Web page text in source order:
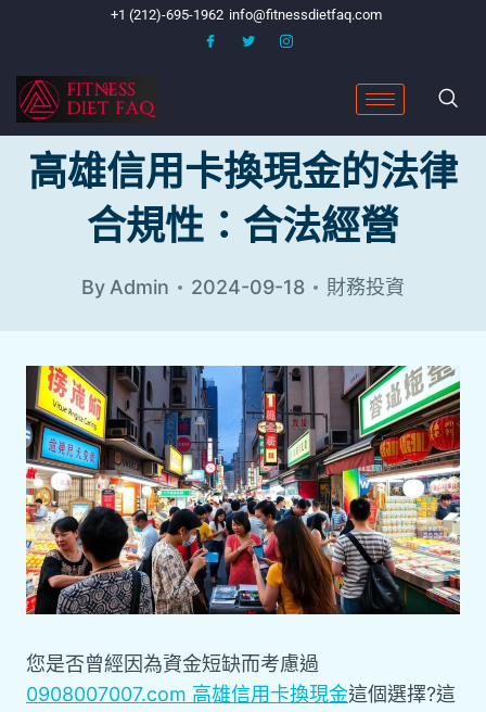
+1 (212)-695-1962 info@fitnessdietfaq.com
高雄信用卡換現金的法律
合規性：合法經營
ByAdmin 2024-09-18 財務投資
您是否曾經因為資金短缺而考慮過
0908007007.com 高雄信用卡換現金這個選擇?這